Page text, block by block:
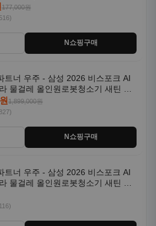
터
177,000원
N쇼핑구매
트너 우주 - 삼성 2026 비스포크 AI
물걸레 올인원로봇청소기 새틴 그
1,899,000원
N쇼핑구매
트너 우주 - 삼성 2026 비스포크 AI
물걸레 올인원로봇청소기 새틴 차